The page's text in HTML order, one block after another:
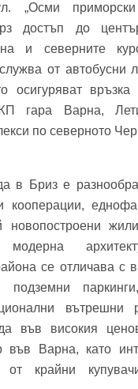
„Осми приморски
достъп до
и северните
от
осигуряват връзка
ЖП гара Варна,
по северното
в Бриз е
кооперации,
новопостроени
се отличава с
подземни
вътрешни
във високия
Варна, като
от крайни